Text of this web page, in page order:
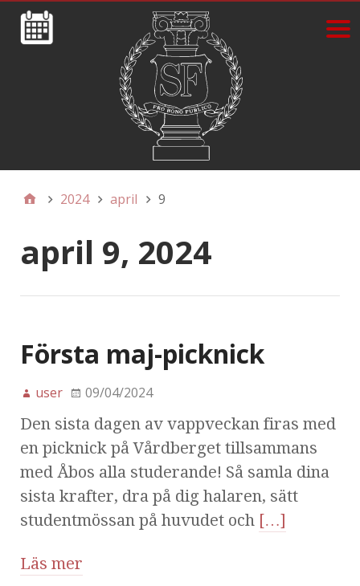
2024 april 9
april 9, 2024
Första maj-picknick
user 09/04/2024
Den sista dagen av vappveckan firas med
en picknick på Vårdberget tillsammans
med Åbos alla studerande! Så samla dina
sista krafter, dra på dig halaren, sätt
studentmössan på huvudet och […]
Läs mer